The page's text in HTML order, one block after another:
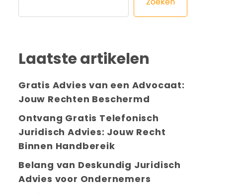
Laatste artikelen
Gratis Advies van een Advocaat:
Jouw Rechten Beschermd
Ontvang Gratis Telefonisch
Juridisch Advies: Jouw Recht
Binnen Handbereik
Belang van Deskundig Juridisch
Advies voor Ondernemers